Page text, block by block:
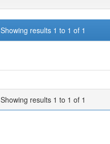
Showing results 1 to 1 of 1
Showing results 1 to 1 of 1